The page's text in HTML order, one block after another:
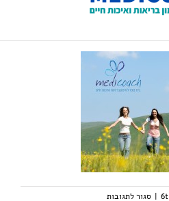
| סגור לתגובותעל